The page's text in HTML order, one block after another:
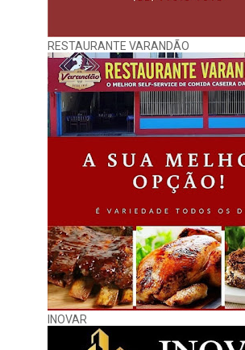
RESTAURANTE VARANDÃO
INOVAR